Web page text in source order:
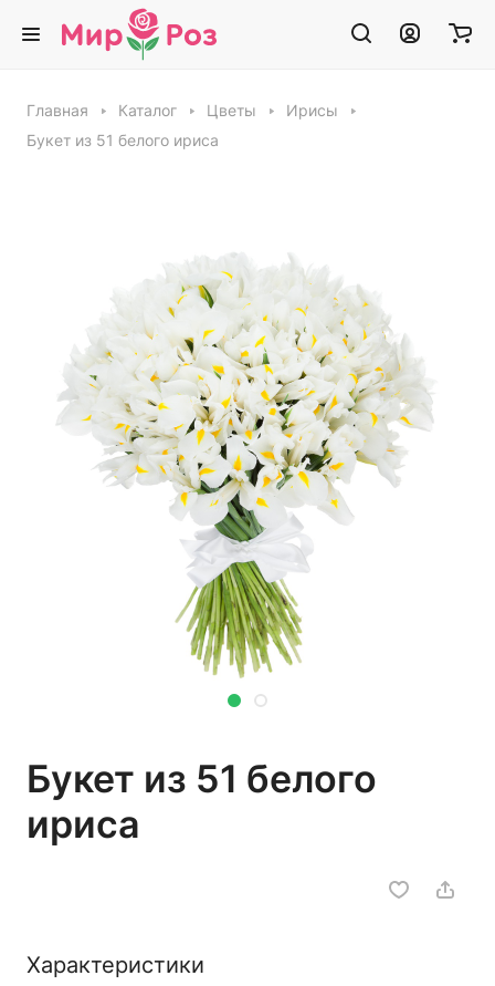
Главная Каталог Цветы
Ирисы
Букет из 51 белого ириса
Букет из 51 белого
ириса
Характеристики